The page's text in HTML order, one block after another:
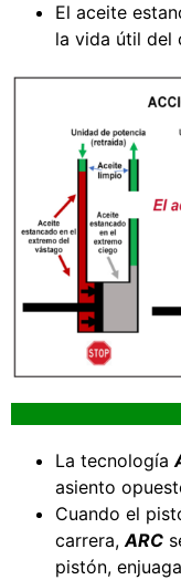
El aceite
la vida útil del
La tecnología
asiento
Cuando el
carrera, ARC
pistón,